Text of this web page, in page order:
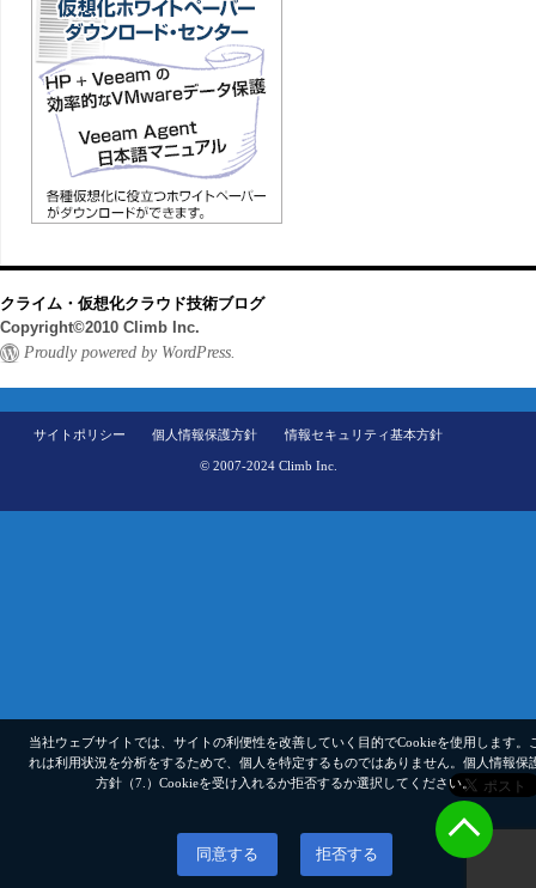
クライム・仮想化クラウド技術ブログ
Copyright©2010 Climb Inc.
Proudly powered by WordPress.
サイトポリシー 個人情報保護方針 情報セキュリティ基本方針
© 2007-2024 Climb Inc.
当社ウェブサイトでは、サイトの利便性を改善していく目的でCookieを使用します。
れは利用状況を分析をするためで、個人を特定するものではありません。 個人情報保
方針（7.） Cookieを受け入れるか拒否するか選択してください。
同意する 拒否する